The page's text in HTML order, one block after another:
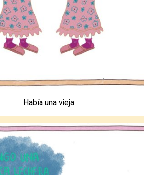
Había una vieja